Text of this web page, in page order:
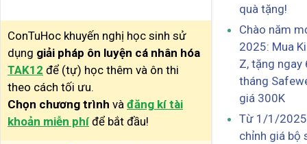
ConTuHoc khuyến nghị học sinh sử
dụng giải pháp ôn luyện cá nhân hóa
TAK12 để (tự) học thêm và ôn thi
theo cách tối ưu.
Chọn chương trình và đăng kí tài
khoản miễn phí để bắt đầu!
quà tặng!
Chào năm
2025: Mua
Z, tặng ngay
tháng
giá 300K
Từ 1/1/
chỉnh giá bộ